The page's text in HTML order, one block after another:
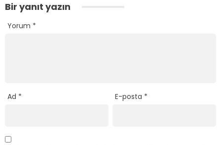
Bir yanıt yazın
Yorum *
Ad * E-posta *